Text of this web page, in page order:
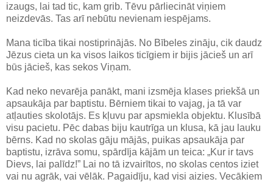
izaugs, lai tad tic, kam grib. Tēvu pārliecināt viņiem
neizdevās. Tas arī nebūtu nevienam iespējams.
Mana ticība tikai nostiprinājās. No Bībeles zināju, cik daudz
Jēzus cieta un ka visos laikos ticīgiem ir bijis jācieš un arī
būs jācieš, kas sekos Viņam.
Kad neko nevarēja panākt, mani izsmēja klases priekšā un
apsaukāja par baptistu. Bērniem tikai to vajag, ja tā var
atļauties skolotājs. Es kļuvu par apsmiekla objektu. Klusībā
visu pacietu. Pēc dabas biju kautrīga un klusa, kā jau lauku
bērns. Kad no skolas gāju mājās, puikas apsaukāja par
baptistu, izrāva somu, spārdīja kājām un teica: „Kur ir tavs
Dievs, lai palīdz!” Lai no tā izvairītos, no skolas centos iziet
vai nu agrāk, vai vēlāk. Pagaidīju, kad visi aizies. Vecākiem